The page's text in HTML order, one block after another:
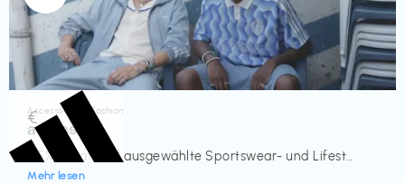
Accessoires & Fashion
adidas
-15% Rabatt auf ausgewählte Sportswear- und Lifest...
Mehr lesen
€‎